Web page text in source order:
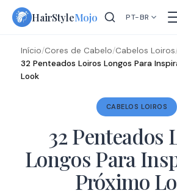
Skip
HairStyleMojo PT-BR
Início/Cores de Cabelo/Cabelos Loiros
32 Penteados Loiros Longos Para
Look
CABELOS LOIROS
32 Penteados
Longos Para
Próximo